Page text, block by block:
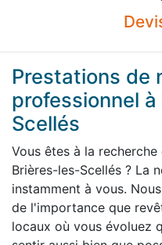
Prestations de
professionnel
Scellés
Vous êtes à la
Brières-les-Scellés ? La
instamment à vous.
de l'importance que
locaux où vous évoluez